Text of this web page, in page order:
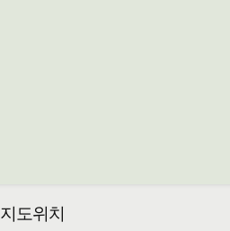
지도위치